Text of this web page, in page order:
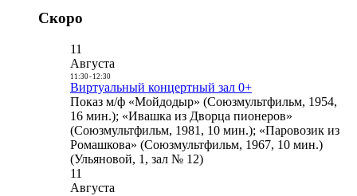
Скоро
11
Августа
11:30- 12:30
Виртуальный концертный зал 0+
Показ м/ф «Мойдодыр» (Союзмультфильм, 1954,
16 мин.); «Ивашка из Дворца пионеров»
(Союзмультфильм, 1981, 10 мин.); «Паровозик из
Ромашкова» (Союзмультфильм, 1967, 10 мин.)
(Ульяновой, 1, зал № 12)
11
Августа